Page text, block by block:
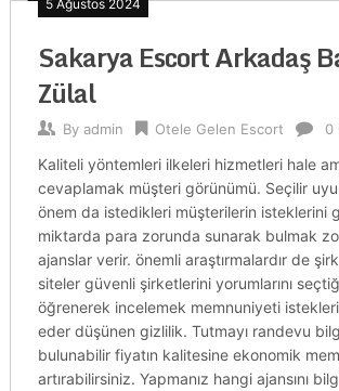
5 Ağustos 2024
Sakarya Escort Arkadaş
Zülal
By admin Otele Gelen Escort 0
Kaliteli yöntemleri ilkeleri hizmetleri hale
cevaplamak müşteri görünümü. Seçilir
önem da istedikleri müşterilerin isteklerini
miktarda para zorunda sunarak bulmak
ajanslar verir. önemli araştırmalardır de
siteler güvenli şirketlerini yorumlarını
öğrenerek incelemek memnuniyeti
eder düşünen gizlilik. Tutmayı randevu
bulunabilir fiyatın kalitesine ekonomik
artırabilirsiniz. Yapmanız hangi ajansını